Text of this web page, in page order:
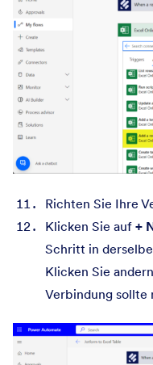
Richten Sie Ihre
Klicken Sie auf +
Schritt in
Klicken Sie
Verbindung sollte